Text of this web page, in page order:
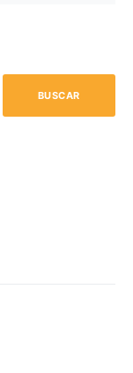
BUSCAR